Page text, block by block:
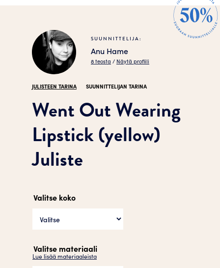
SUUNNITTELIJA:
Anu Hame
8 teosta / Näytä profiili
JULISTEEN TARINA SUUNNITTELIJAN TARINA
Went Out Wearing
Lipstick (yellow)
Juliste
Valitse koko
Valitse materiaali
Lue lisää materiaaleista